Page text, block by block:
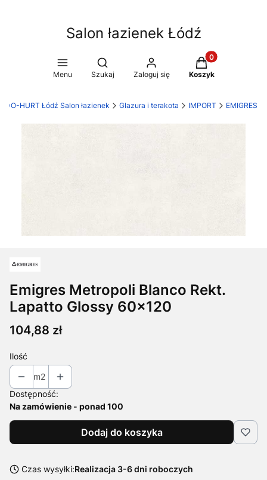
Salon łazienek Łódź
Menu
Otwórz wyszukiwarkę
Szukaj Zaloguj się
Produkty w
Koszyk
HURT Łódź Salon łazienek Glazura i terakota IMPORT EMIGRES
Emigres Metropoli Blanco Rekt.
Lapatto Glossy 60x120
Cena
104,88 zł
Ilość
m2
Dostępność:
Na zamówienie - ponad 100
Dodaj do koszyka
Czas wysyłki:Realizacja 3-6 dni roboczych